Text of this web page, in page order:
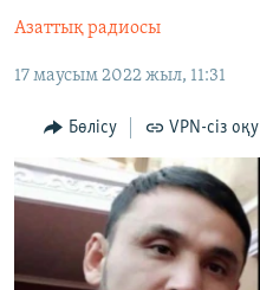
Skip
to
ӘЛЕУМЕТ
ӘЛЕМ
АРНАЙЫ ЖОБАЛАР
Русский
ЖАЗЫЛЫҢЫЗ
Азаттық радиосы
17 маусым 2022 жыл, 11:31
Бөлісу VPN-сіз оқу